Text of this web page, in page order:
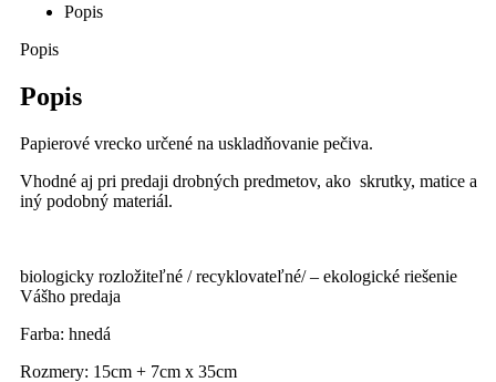
Popis
Popis
Popis
Papierové vrecko určené na uskladňovanie pečiva.
Vhodné aj pri predaji drobných predmetov, ako skrutky, matice a
iný podobný materiál.
biologicky rozložiteľné / recyklovateľné/ – ekologické riešenie
Vášho predaja
Farba: hnedá
Rozmery: 15cm + 7cm x 35cm